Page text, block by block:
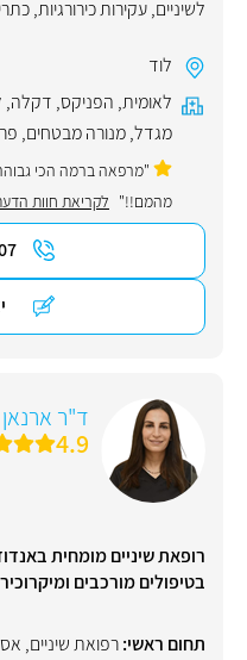
לשיניים,עקירות כירורגיות,
לוד
לאומית, הפניקס, דקלה,
מגדל,מנורה מבטחים,
"מרפאה ברמה הכי
מהמם!!" לקריאת חוות
ד"ר
4.9
רופאת שיניים מומחית
בטיפולים מורכבים
תחום ראשי:רפואת שיניים,